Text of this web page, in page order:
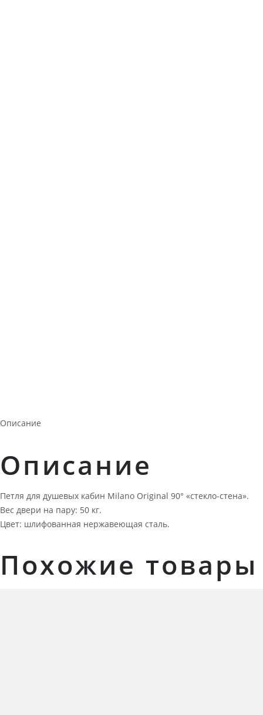
Описание
Описание
Петля для душевых кабин Milano Original 90° «стекло-стена».
Вес двери на пару: 50 кг.
Цвет: шлифованная нержавеющая сталь.
Похожие товары